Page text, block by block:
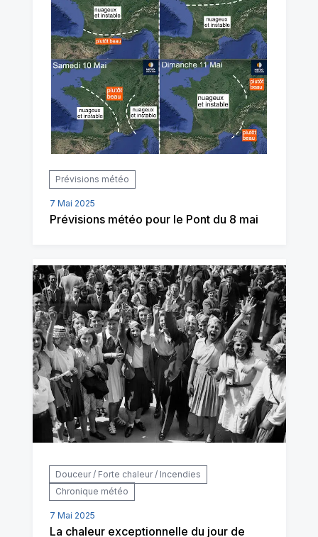
Prévisions météo
7 Mai 2025
Prévisions météo pour le Pont du 8 mai
Douceur / Forte chaleur / Incendies
Chronique météo
7 Mai 2025
La chaleur exceptionnelle du jour de